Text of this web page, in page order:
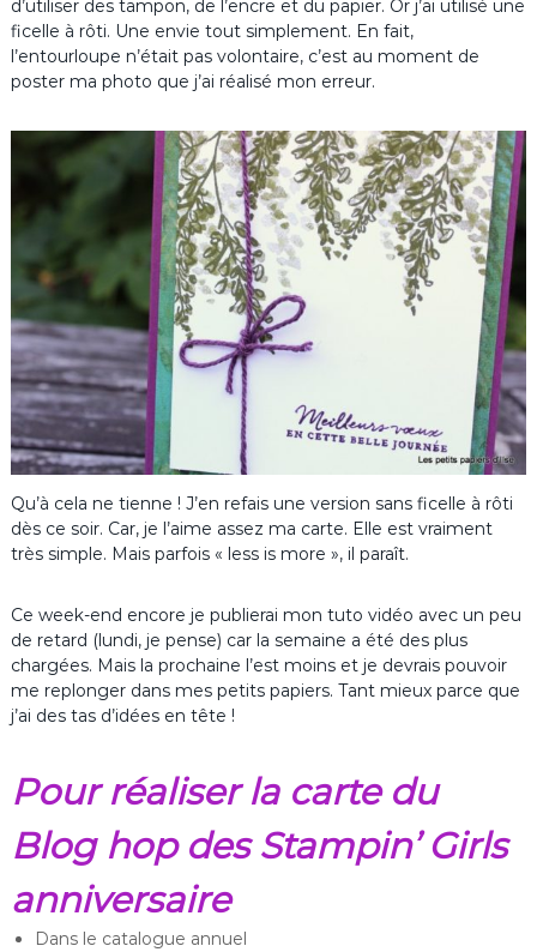
d’utiliser des tampon, de l’encre et du papier. Or j’ai utilisé une
ficelle à rôti. Une envie tout simplement. En fait,
l’entourloupe n’était pas volontaire, c’est au moment de
poster ma photo que j’ai réalisé mon erreur.
Qu’à cela ne tienne ! J’en refais une version sans ficelle à rôti
dès ce soir. Car, je l’aime assez ma carte. Elle est vraiment
très simple. Mais parfois « less is more », il paraît.
Ce week-end encore je publierai mon tuto vidéo avec un peu
de retard (lundi, je pense) car la semaine a été des plus
chargées. Mais la prochaine l’est moins et je devrais pouvoir
me replonger dans mes petits papiers. Tant mieux parce que
j’ai des tas d’idées en tête !
Pour réaliser la carte du
Blog hop des Stampin’ Girls
anniversaire
Dans le catalogue annuel